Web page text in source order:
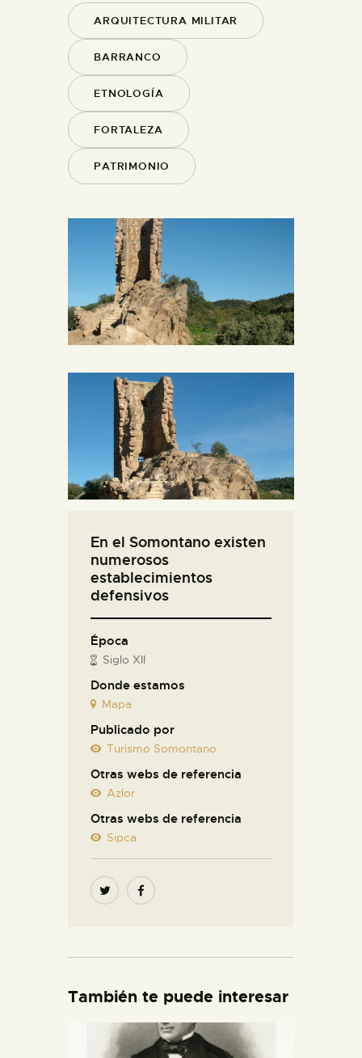
ARQUITECTURA MILITAR
BARRANCO
ETNOLOGÍA
FORTALEZA
PATRIMONIO
En el Somontano existen
numerosos
establecimientos
defensivos
Época
Siglo XII
Donde estamos
Mapa
Publicado por
Turismo Somontano
Otras webs de referencia
Azlor
Otras webs de referencia
Sipca
También te puede interesar